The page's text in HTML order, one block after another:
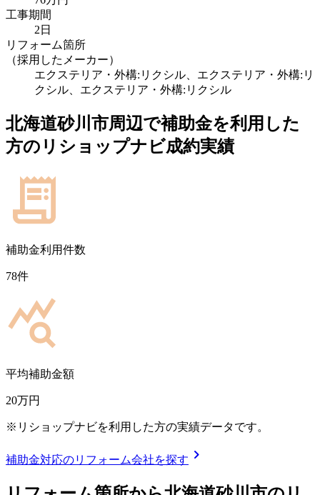
工事期間
2日
リフォーム箇所
（採用したメーカー）
エクステリア・外構:リクシル、エクステリア・外構:リ
クシル、エクステリア・外構:リクシル
北海道砂川市周辺で補助金を利用した
方のリショップナビ成約実績
補助金利用件数
78件
平均補助金額
20万円
※リショップナビを利用した方の実績データです。
補助金対応のリフォーム会社を探す chevron_right